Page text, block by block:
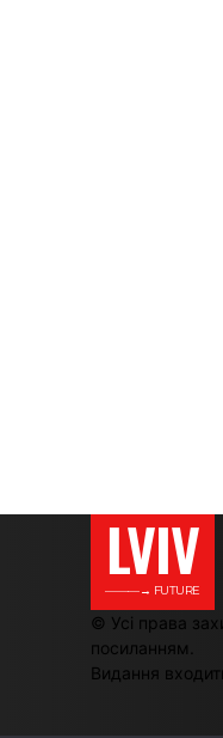
LVIV
———→ FUTURE
© Усі права
посиланням.
Видання